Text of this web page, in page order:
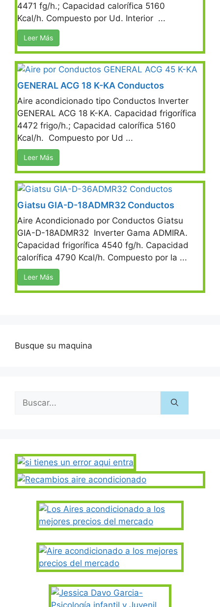
4471 fg/h.; Capacidad calorífica 5160
Kcal/h. Compuesto por Ud. Interior ...
Leer Más
GENERAL ACG 18 K-KA Conductos
Aire acondicionado tipo Conductos Inverter
GENERAL ACG 18 K-KA. Capacidad frigorífica
4472 frigo/h.; Capacidad calorífica 5160
Kcal/h. Compuesto por Ud ...
Leer Más
Giatsu GIA-D-18ADMR32 Conductos
Aire Acondicionado por Conductos Giatsu
GIA-D-18ADMR32 Inverter Gama ADMIRA.
Capacidad frigorífica 4540 fg/h. Capacidad
calorífica 4790 Kcal/h. Compuesto por la ...
Leer Más
Busque su maquina